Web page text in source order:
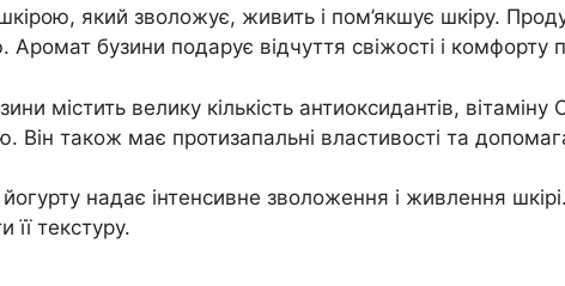
який зволожує, живить і пом’якшує шкіру.
Аромат бузини подарує відчуття свіжості і комфорту
містить велику кількість антиоксидантів,
Він також має протизапальні властивості та
надає інтенсивне зволоження і живлення
її текстуру.